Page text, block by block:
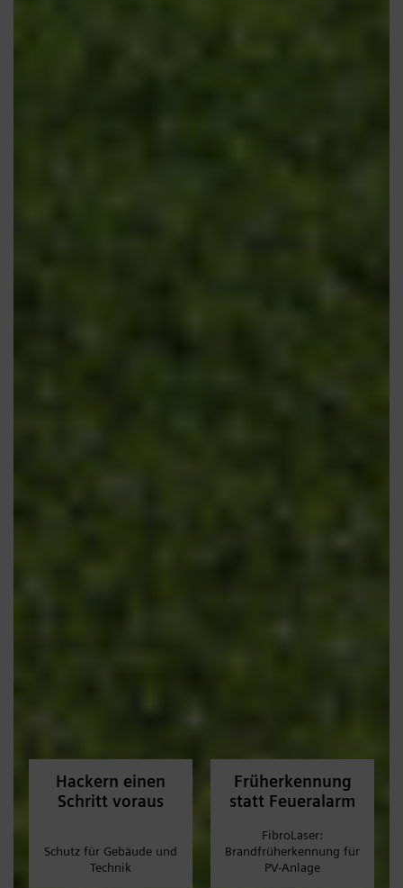
Hackern einen
Schritt voraus
Schutz für Gebäude und
Technik
Früherkennung
statt Feueralarm
FibroLaser:
Brandfrüherkennung für
PV-Anlage